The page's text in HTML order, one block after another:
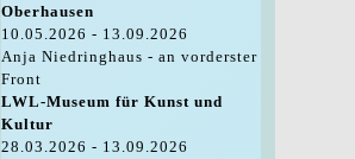
Oberhausen
10.05.2026 - 13.09.2026
Anja Niedringhaus - an vorderster
Front
LWL-Museum für Kunst und
Kultur
28.03.2026 - 13.09.2026